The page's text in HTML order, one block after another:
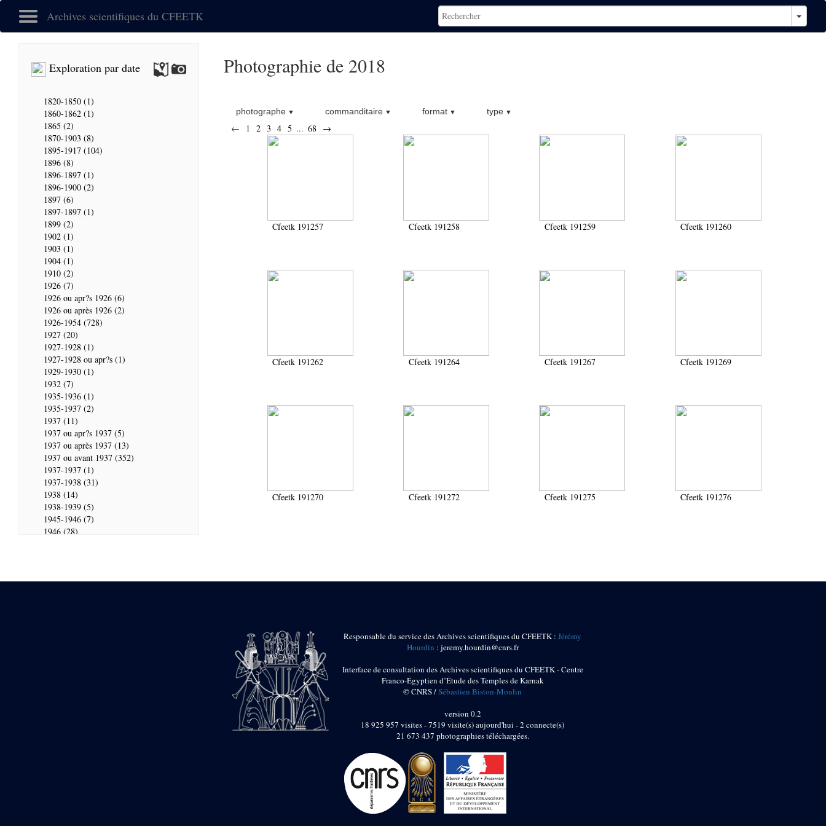
Archives scientifiques du CFEETK
Exploration par date
1820-1850 (1)
1860-1862 (1)
1865 (2)
1870-1903 (8)
1895-1917 (104)
1896 (8)
1896-1897 (1)
1896-1900 (2)
1897 (6)
1897-1897 (1)
1899 (2)
1902 (1)
1903 (1)
1904 (1)
1910 (2)
1926 (7)
1926 ou apr?s 1926 (6)
1926 ou après 1926 (2)
1926-1954 (728)
1927 (20)
1927-1928 (1)
1927-1928 ou apr?s (1)
1929-1930 (1)
1932 (7)
1935-1936 (1)
1935-1937 (2)
1937 (11)
1937 ou apr?s 1937 (5)
1937 ou après 1937 (13)
1937 ou avant 1937 (352)
1937-1937 (1)
1937-1938 (31)
1938 (14)
1938-1939 (5)
1945-1946 (7)
1946 (28)
1947-1952 (255)
Photographie de 2018
photographe commanditaire format type
← 1 2 3 4 5 ... 68 →
Cfeetk 191257 Cfeetk 191258 Cfeetk 191259 Cfeetk 191260
Cfeetk 191262 Cfeetk 191264 Cfeetk 191267 Cfeetk 191269
Cfeetk 191270 Cfeetk 191272 Cfeetk 191275 Cfeetk 191276
Responsable du service des Archives scientifiques du CFEETK :Jérémy
Hourdin : jeremy.hourdin@cnrs.fr
Interface de consultation des Archives scientifiques du CFEETK - Centre
Franco-Égyptien d’Étude des Temples de Karnak
© CNRS /Sébastien Biston-Moulin
version 0.2
18 925 957 visites - 7519 visite(s) aujourd'hui - 2 connecte(s)
21 673 437 photographies téléchargées.